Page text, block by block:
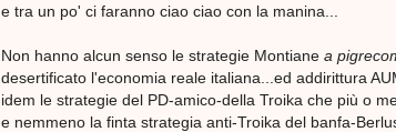
e tra un po' ci faranno ciao ciao con la manina...
Non hanno alcun senso le strategie Montiane a
desertificato l'economia reale italiana...ed addirittura
idem le strategie del PD-amico-della Troika che più o
e nemmeno la finta strategia anti-Troika del banfa-